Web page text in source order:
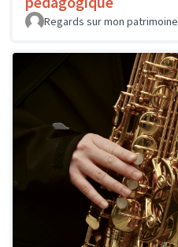
Regards sur mon patrimoine